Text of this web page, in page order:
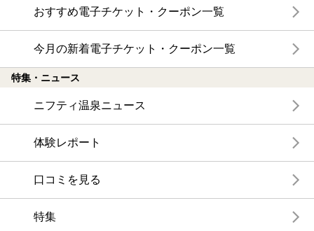
おすすめ電子チケット・クーポン一覧
今月の新着電子チケット・クーポン一覧
特集・ニュース
ニフティ温泉ニュース
体験レポート
口コミを見る
特集